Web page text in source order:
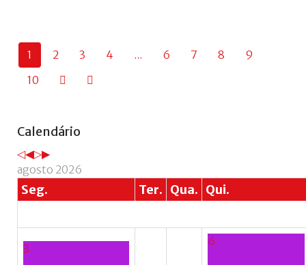
1 2 3 4 ... 6 7 8
9
10
Calendário
AnoMês
Próximo
Próximo
agosto 2026
Seg. Ter. Qua. Qui.
3
6